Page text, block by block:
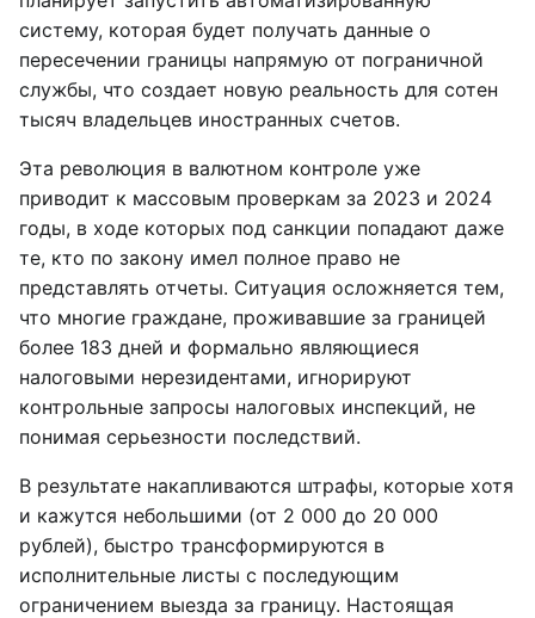
систему, которая будет получать данные о
пересечении границы напрямую от пограничной
службы, что создает новую реальность для сотен
тысяч владельцев иностранных счетов.
Эта революция в валютном контроле уже
приводит к массовым проверкам за 2023 и 2024
годы, в ходе которых под санкции попадают даже
те, кто по закону имел полное право не
представлять отчеты. Ситуация осложняется тем,
что многие граждане, проживавшие за границей
более 183 дней и формально являющиеся
налоговыми нерезидентами, игнорируют
контрольные запросы налоговых инспекций, не
понимая серьезности последствий.
В результате накапливаются штрафы, которые хотя
и кажутся небольшими (от 2 000 до 20 000
рублей), быстро трансформируются в
исполнительные листы с последующим
ограничением выезда за границу. Настоящая